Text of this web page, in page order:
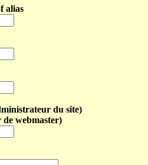
alias
du site)
webmaster)